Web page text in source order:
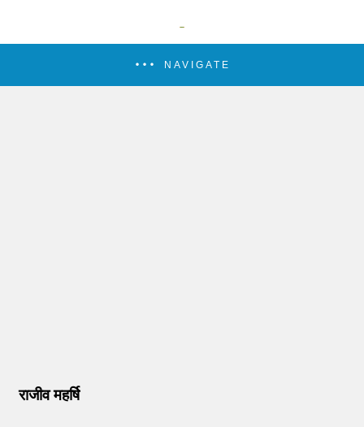
NAVIGATE
राजीव महर्षि